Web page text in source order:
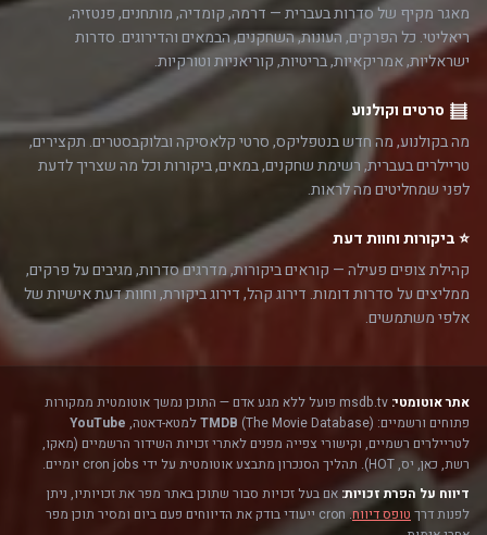
מאגר מקיף של סדרות בעברית — דרמה, קומדיה, מותחנים, פנטזיה,
ריאליטי. כל הפרקים, העונות, השחקנים, הבמאים והדירוגים. סדרות
ישראליות, אמריקאיות, בריטיות, קוריאניות וטורקיות.
סרטים וקולנוע
מה בקולנוע, מה חדש בנטפליקס, סרטי קלאסיקה ובלוקבסטרים. תקצירים,
טריילרים בעברית, רשימת שחקנים, במאים, ביקורות וכל מה שצריך לדעת
לפני שמחליטים מה לראות.
⭐ ביקורות וחוות דעת
קהילת צופים פעילה — קוראים ביקורות, מדרגים סדרות, מגיבים על פרקים,
ממליצים על סדרות דומות. דירוג קהל, דירוג ביקורת, וחוות דעת אישיות של
אלפי משתמשים.
אתר אוטומטי:
msdb.tv פועל ללא מגע אדם — התוכן נמשך אוטומטית ממקורות
פתוחים ורשמיים:
TMDB (The Movie Database) למטא-דאטה,
YouTube
לטריילרים רשמיים, וקישורי צפייה מפנים לאתרי זכויות השידור הרשמיים (מאקו,
רשת, כאן, יס, HOT). תהליך הסנכרון מתבצע אוטומטית על ידי cron jobs יומיים.
דיווח על הפרת זכויות:אם בעל זכויות סבור שתוכן באתר מפר את זכויותיו, ניתן
לפנות דרך טופס דיווח
. cron ייעודי בודק את הדיווחים פעם ביום ומסיר תוכן מפר